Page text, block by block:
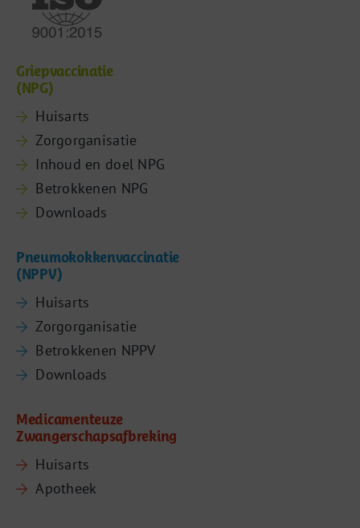
Griepvaccinatie
(NPG)
Huisarts
Zorgorganisatie
Inhoud en doel NPG
Betrokkenen NPG
Downloads
Pneumokokkenvaccinatie
(NPPV)
Huisarts
Zorgorganisatie
Betrokkenen NPPV
Downloads
Medicamenteuze
Zwangerschapsafbreking
Huisarts
Apotheek